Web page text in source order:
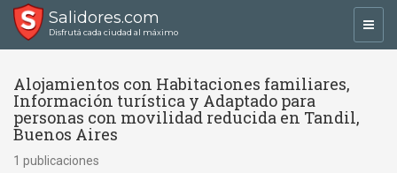
Salidores.com
Disfrutá cada ciudad al máximo
Alojamientos con Habitaciones familiares,
Información turística y Adaptado para
personas con movilidad reducida en Tandil,
Buenos Aires
1 publicaciones